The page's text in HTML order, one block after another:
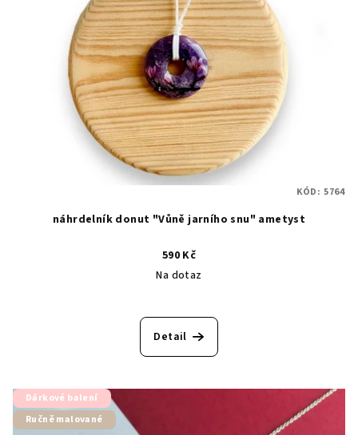
náhrdelník donut "Vůně jarního snu" ametyst
590 Kč
Na dotaz
Detail
KÓD: 5764
Dárkové balení
Ručně malované